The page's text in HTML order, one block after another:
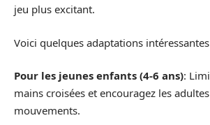
jeu plus excitant.
Voici quelques adaptations
Pour les jeunes enfants (4-6 ans):
mains croisées et encouragez les
mouvements.